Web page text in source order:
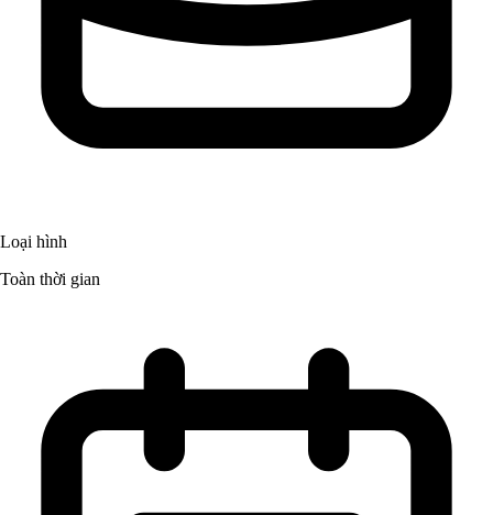
Loại hình
Toàn thời gian